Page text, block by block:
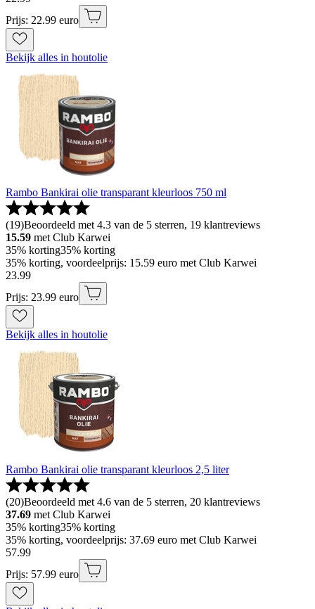
Prijs: 22.99 euro
Bekijk alles in houtolie
Rambo Bankirai olie transparant kleurloos 750 ml
(19)Beoordeeld met 4.3 van de 5 sterren, 19 klantreviews
15.59 met Club Karwei
35% korting35% korting
35% korting, voordeelprijs: 15.59 euro met Club Karwei
23.99
Prijs: 23.99 euro
Bekijk alles in houtolie
Rambo Bankirai olie transparant kleurloos 2,5 liter
(20)Beoordeeld met 4.6 van de 5 sterren, 20 klantreviews
37.69 met Club Karwei
35% korting35% korting
35% korting, voordeelprijs: 37.69 euro met Club Karwei
57.99
Prijs: 57.99 euro